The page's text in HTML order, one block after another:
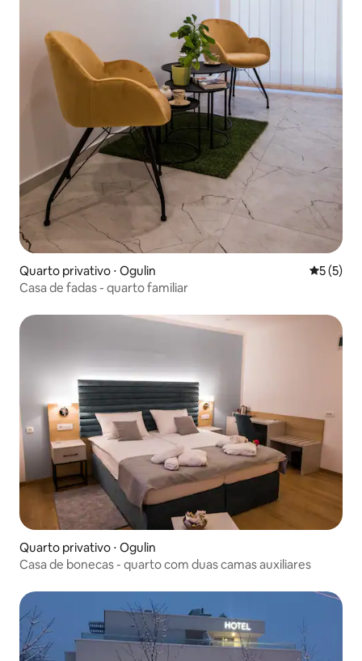
Quarto privativo ⋅ Ogulin 5 de
5 (5)
Casa de fadas - quarto familiar
Quarto privativo ⋅ Ogulin
Casa de bonecas - quarto com duas camas auxiliares